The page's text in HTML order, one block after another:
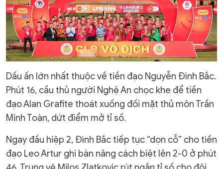
Dấu ấn lớn nhất thuộc về tiền đạo Nguyễn Đình Bắc.
Phút 16, cầu thủ người Nghệ An chọc khe để tiền
đạo Alan Grafite thoát xuống đối mặt thủ môn Trần
Minh Toàn, dứt điểm mở tỉ số.
Ngay đầu hiệp 2, Đình Bắc tiếp tục “dọn cỗ” cho tiền
đạo Leo Artur ghi bàn nâng cách biệt lên 2-0 ở phút